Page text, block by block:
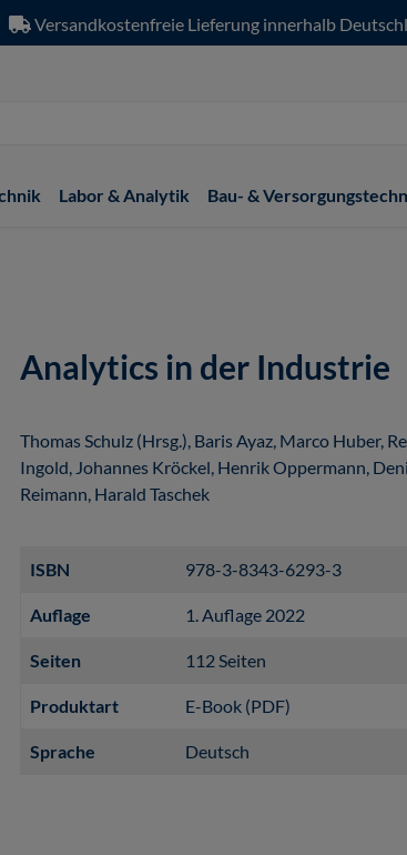
Versandkostenfreie Lieferung innerhalb
Labor & Analytik Bau- &
Analytics in der Industrie
Thomas Schulz (Hrsg.), Baris Ayaz, Marco Huber,
Ingold, Johannes Kröckel, Henrik Oppermann,
Reimann, Harald Taschek
ISBN 978-3-8343-6293-3
Auflage 1. Auflage 2022
Seiten 112 Seiten
Produktart E-Book (PDF)
Sprache Deutsch